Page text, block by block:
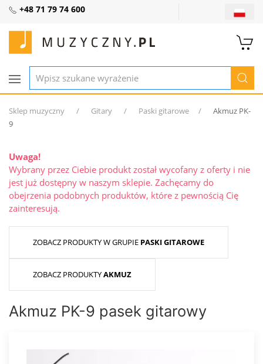
+48 71 79 74 600
Sklep muzyczny Gitary Paski gitarowe
Akmuz PK-
9
Uwaga!
Wybrany przez Ciebie produkt został wycofany z oferty i nie
jest już dostępny w naszym sklepie. Zachęcamy do
obejrzenia podobnych produktów, które z pewnością Cię
zainteresują.
ZOBACZ PRODUKTY W GRUPIE PASKI GITAROWE
ZOBACZ PRODUKTYAKMUZ
Akmuz PK-9 pasek gitarowy